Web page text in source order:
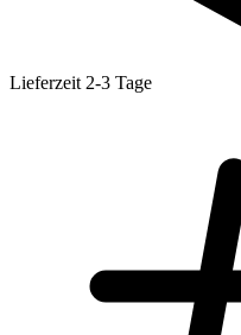
Lieferzeit 2-3 Tage